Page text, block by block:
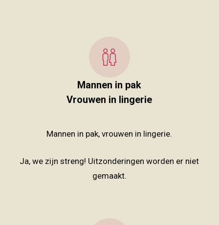
Mannen in pak
Vrouwen in lingerie
Mannen in pak, vrouwen in lingerie.
Ja, we zijn streng! Uitzonderingen worden er niet
gemaakt.